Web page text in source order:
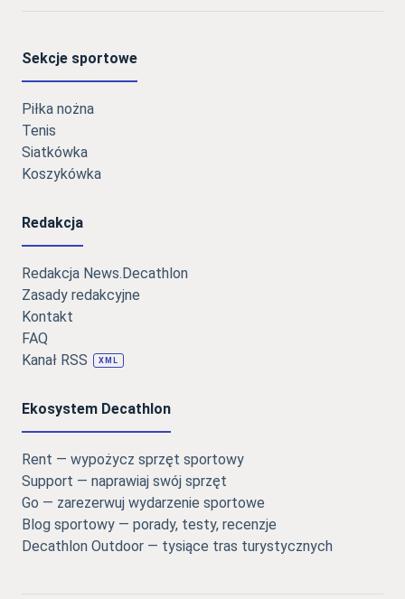
Sekcje sportowe
Piłka nożna
Tenis
Siatkówka
Koszykówka
Redakcja
Redakcja News.Decathlon
Zasady redakcyjne
Kontakt
FAQ
Kanał RSS
XML
Ekosystem Decathlon
Rent — wypożycz sprzęt sportowy
Support — naprawiaj swój sprzęt
Go — zarezerwuj wydarzenie sportowe
Blog sportowy — porady, testy, recenzje
Decathlon Outdoor — tysiące tras turystycznych